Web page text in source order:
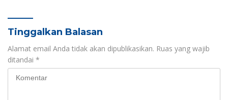
Tinggalkan Balasan
Alamat email Anda tidak akan dipublikasikan. Ruas yang wajib
ditandai *